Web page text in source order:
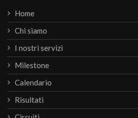
Home
Chi siamo
I nostri servizi
Milestone
Calendario
Risultati